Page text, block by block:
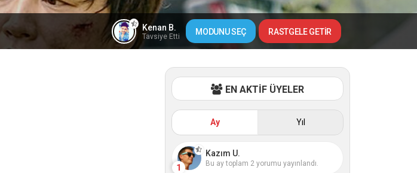
Kenan B.
Tavsiye Etti MODUNU SEÇ
EN AKTİF ÜYELER
Ay Yıl
1
Kazım U.
Bu ay toplam 2 yorumu yayınlandı.